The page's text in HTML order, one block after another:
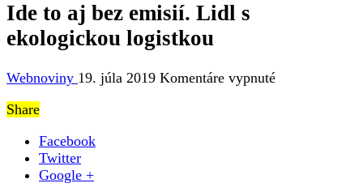
Ide to aj bez emisií. Lidl s
ekologickou logistkou
Webnoviny 19. júla 2019 Komentáre vypnuténa
Share
Facebook
Twitter
Google +